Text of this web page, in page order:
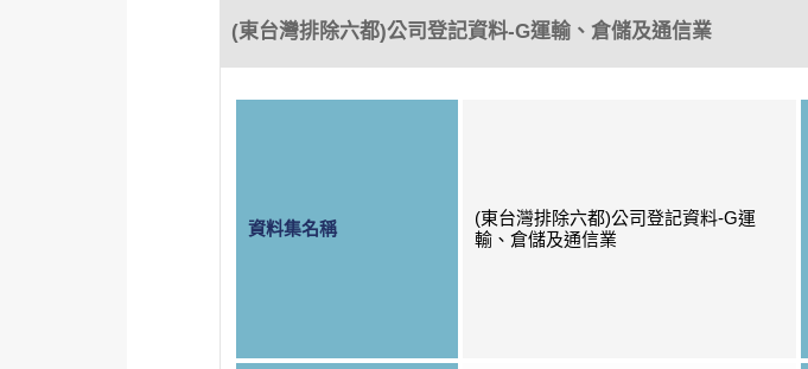
(東台灣排除六都)公司登記資料-G運輸、倉儲及通信業
資料集名稱
(東台灣排除六都)公司登記資料-G運
輸、倉儲及通信業